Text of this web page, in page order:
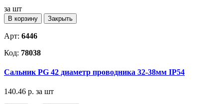
за шт
В корзину Закрыть
Арт: 6446
Код: 78038
Сальник PG 42 диаметр проводника 32-38мм IP54
140.46 р. за шт